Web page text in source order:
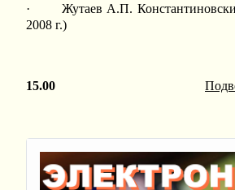
· Жутаев А.П. Константиновские
2008 г.)
15.00